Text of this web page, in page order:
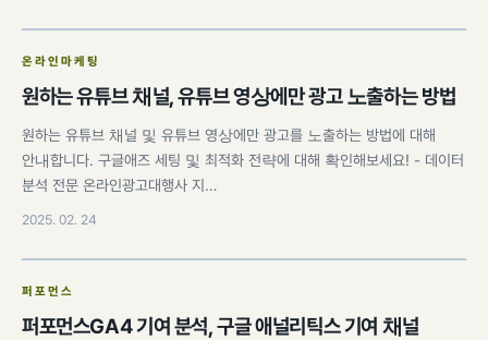
온라인마케팅
원하는 유튜브 채널, 유튜브 영상에만 광고 노출하는 방법
원하는 유튜브 채널 및 유튜브 영상에만 광고를 노출하는 방법에 대해
안내합니다. 구글애즈 세팅 및 최적화 전략에 대해 확인해보세요! - 데이터
분석 전문 온라인광고대행사 지…
2025. 02. 24
퍼포먼스
퍼포먼스GA4 기여 분석, 구글 애널리틱스 기여 채널